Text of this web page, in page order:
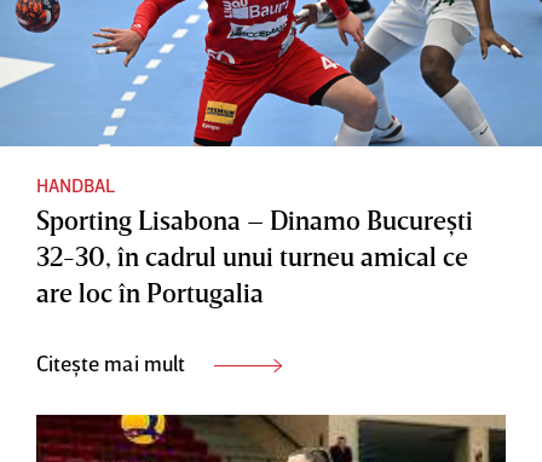
HANDBAL
Sporting Lisabona – Dinamo Bucureşti
32-30, în cadrul unui turneu amical ce
are loc în Portugalia
Citește mai mult